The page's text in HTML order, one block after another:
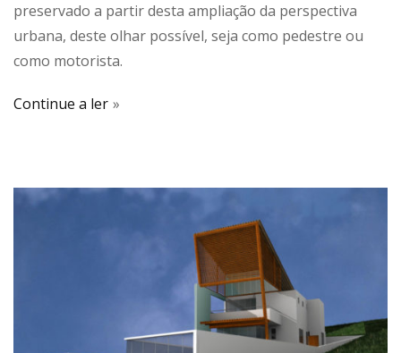
preservado a partir desta ampliação da perspectiva
urbana, deste olhar possível, seja como pedestre ou
como motorista.
Continue a ler